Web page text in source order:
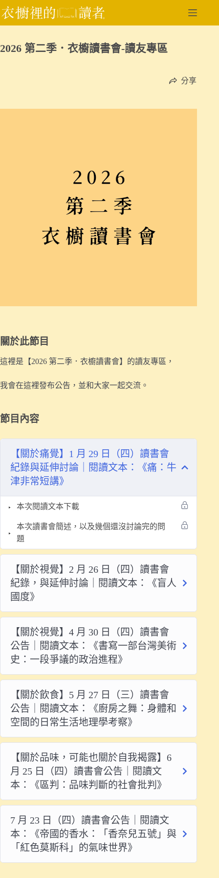
跳
至
內
2026 第二季．衣櫥讀書會-讀友專區
分享
關於此節目
這裡是【2026 第二季．衣櫥讀書會】的讀友專區，
我會在這裡發布公告，並和大家一起交流。
節目內容
【關於痛覺】1 月 29 日（四）讀書會
紀錄與延伸討論｜閱讀文本：《痛：牛
津非常短講》
本次閱讀文本下載
本次讀書會簡述，以及幾個還沒討論完的問
題
【關於視覺】2 月 26 日（四）讀書會
紀錄，與延伸討論｜閱讀文本：《盲人
國度》
【關於視覺】4 月 30 日（四）讀書會
公告｜閱讀文本：《書寫一部台灣美術
史：一段爭議的政治進程》
【關於飲食】5 月 27 日（三）讀書會
公告｜閱讀文本：《廚房之舞：身體和
空間的日常生活地理學考察》
【關於品味，可能也關於自我揭露】6
月 25 日（四）讀書會公告｜閱讀文
本：《區判：品味判斷的社會批判》
7 月 23 日（四）讀書會公告｜閱讀文
本：《帝國的香水：「香奈兒五號」與
「紅色莫斯科」的氣味世界》